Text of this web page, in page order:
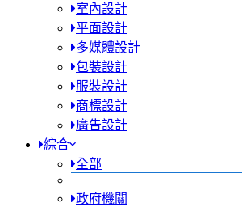
室內設計
平面設計
多媒體設計
包裝設計
服裝設計
商標設計
廣告設計
綜合
全部
政府機關